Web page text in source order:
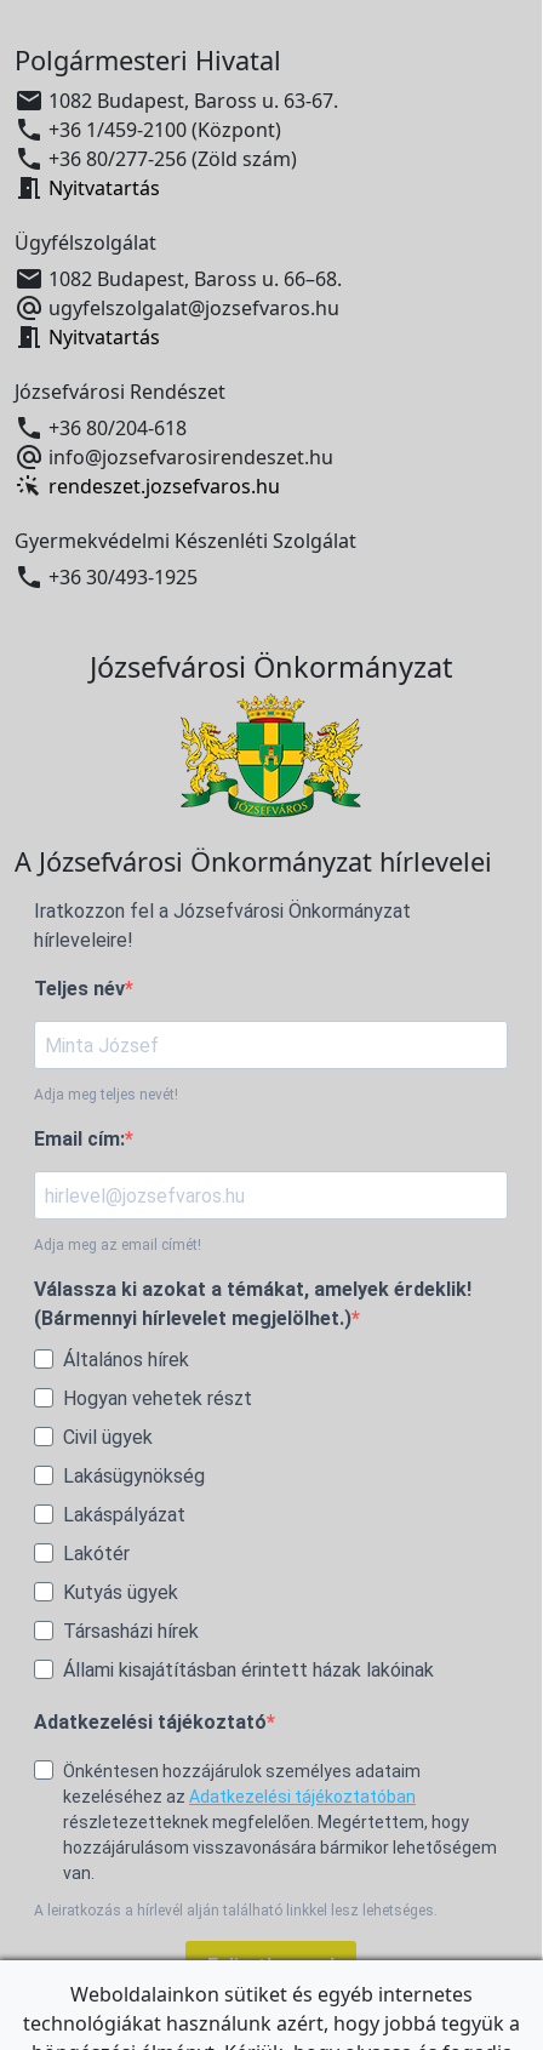
Polgármesteri Hivatal
 1082 Budapest, Baross u. 63-67.
 +36 1/459-2100 (Központ)
 +36 80/277-256 (Zöld szám)
 Nyitvatartás
Ügyfélszolgálat
 1082 Budapest, Baross u. 66–68.
 ugyfelszolgalat@jozsefvaros.hu
 Nyitvatartás
Józsefvárosi Rendészet
 +36 80/204-618
 info@jozsefvarosirendeszet.hu
rendeszet.jozsefvaros.hu
Gyermekvédelmi Készenléti Szolgálat
 +36 30/493-1925
Józsefvárosi Önkormányzat
A Józsefvárosi Önkormányzat hírlevelei
Iratkozzon fel a Józsefvárosi Önkormányzat
hírleveleire!
Teljes név
Adja meg teljes nevét!
Email cím:
Adja meg az email címét!
Válassza ki azokat a témákat, amelyek érdeklik!
(Bármennyi hírlevelet megjelölhet.)
Általános hírek
Hogyan vehetek részt
Civil ügyek
Lakásügynökség
Lakáspályázat
Lakótér
Kutyás ügyek
Társasházi hírek
Állami kisajátításban érintett házak lakóinak
Adatkezelési tájékoztató
Önkéntesen hozzájárulok személyes adataim
kezeléséhez az Adatkezelési tájékoztatóban
részletezetteknek megfelelően. Megértettem, hogy
hozzájárulásom visszavonására bármikor lehetőségem
van.
A leiratkozás a hírlevél alján található linkkel lesz lehetséges.
Feliratkozom!
Weboldalainkon sütiket és egyéb internetes
technológiákat használunk azért, hogy jobbá tegyük a